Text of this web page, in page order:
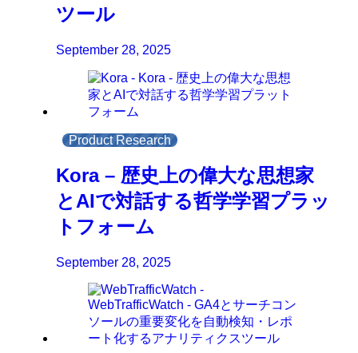
ツール
September 28, 2025
Product Research
Kora – 歴史上の偉大な思想家
とAIで対話する哲学学習プラッ
トフォーム
September 28, 2025